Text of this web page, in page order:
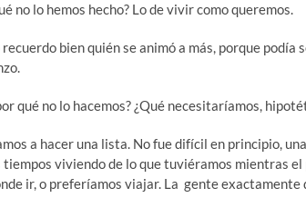
no lo hemos hecho? Lo de vivir como queremos.
recuerdo bien quién se animó a más, porque
qué no lo hacemos? ¿Qué necesitaríamos,
a hacer una lista. No fue difícil en principio,
viviendo de lo que tuviéramos mientras
ir, o preferíamos viajar. La gente